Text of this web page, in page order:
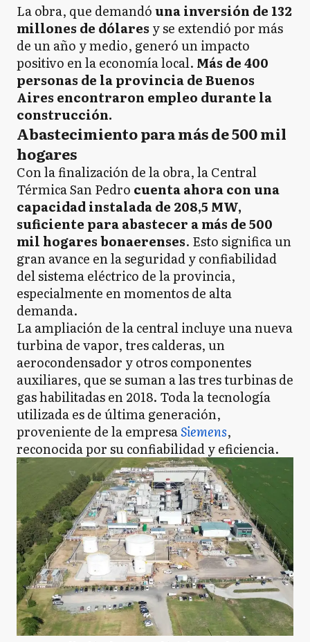
La obra, que demandóuna inversión de 132
millones de dólares y se extendió por más
de un año y medio, generó un impacto
positivo en la economía local. Más de 400
personas de la provincia de Buenos
Aires encontraron empleo durante la
construcción.
Abastecimiento para más de 500 mil
hogares
Con la finalización de la obra, la Central
Térmica San Pedro cuenta ahora con una
capacidad instalada de 208,5 MW,
suficiente para abastecer a más de 500
mil hogares bonaerenses. Esto significa un
gran avance en la seguridad y confiabilidad
del sistema eléctrico de la provincia,
especialmente en momentos de alta
demanda.
La ampliación de la central incluye una nueva
turbina de vapor, tres calderas, un
aerocondensador y otros componentes
auxiliares, que se suman a las tres turbinas de
gas habilitadas en 2018. Toda la tecnología
utilizada es de última generación,
proveniente de la empresaSiemens,
reconocida por su confiabilidad y eficiencia.